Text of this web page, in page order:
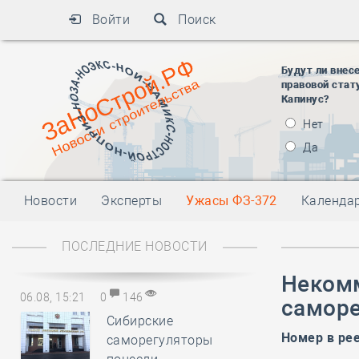
Войти Поиск
Будут ли
правовой
Капинус?
Нет
Да
Новости Эксперты Ужасы ФЗ-372
ПОСЛЕДНИЕ НОВОСТИ
06.08, 15:21 0 146
Сибирские
саморегуляторы
Номер в